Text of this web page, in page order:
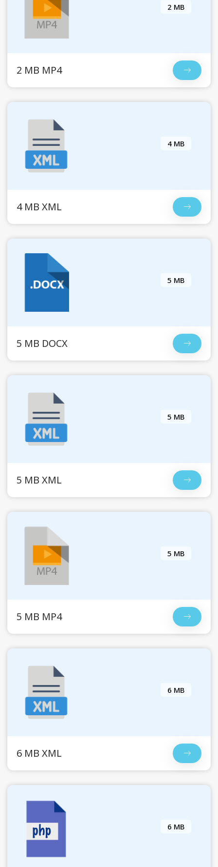
2 MB
2 MB MP4
4 MB
4 MB XML
5 MB
5 MB DOCX
5 MB
5 MB XML
5 MB
5 MB MP4
6 MB
6 MB XML
6 MB